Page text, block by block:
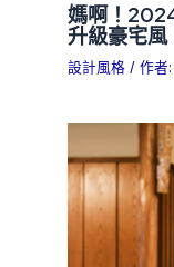
媽啊！
升級豪宅風
設計風格 / 作者: